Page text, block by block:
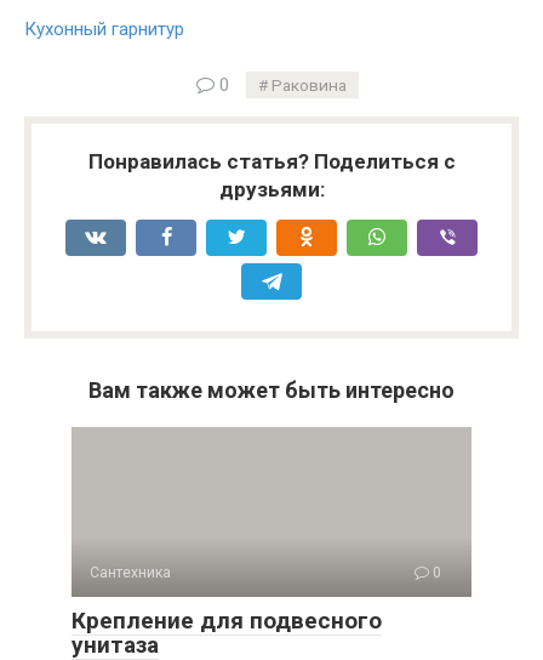
Кухонный гарнитур
0 Раковина
Понравилась статья? Поделиться с
друзьями:
Вам также может быть интересно
Сантехника 0
Крепление для подвесного
унитаза